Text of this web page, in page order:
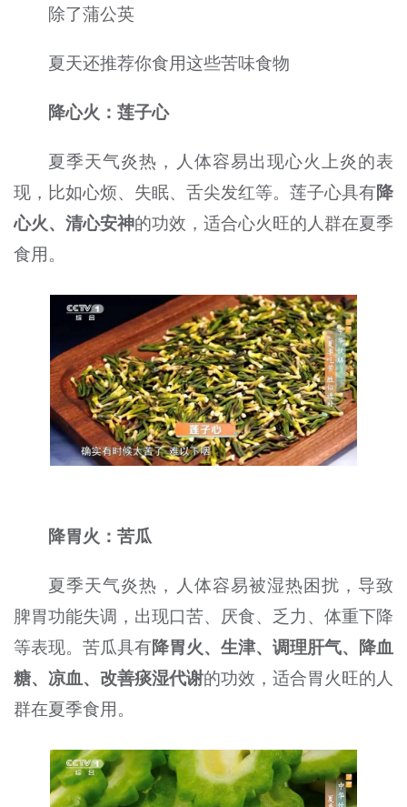
除了蒲公英
夏天还推荐你食用这些苦味食物
降心火：莲子心
夏季天气炎热，人体容易出现心火上炎的表
现，比如心烦、失眠、舌尖发红等。莲子心具有降
心火、清心安神的功效，适合心火旺的人群在夏季
食用。
降胃火：苦瓜
夏季天气炎热，人体容易被湿热困扰，导致
脾胃功能失调，出现口苦、厌食、乏力、体重下降
等表现。苦瓜具有降胃火、生津、调理肝气、降血
糖、凉血、改善痰湿代谢的功效，适合胃火旺的人
群在夏季食用。